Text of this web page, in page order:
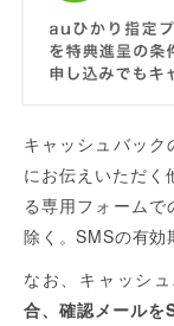
キャッシュバック
にお伝えいただく
る専用フォーム
除く。SMSの有効
なお、キャッシ
合、確認メールを